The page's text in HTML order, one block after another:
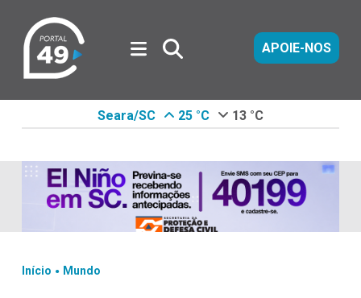
APOIE-NOS
Seara/SC 25 °C 13 °C
Início . Mundo